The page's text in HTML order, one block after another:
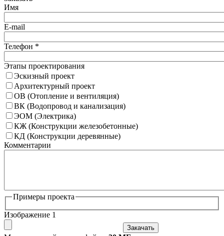
Имя
E-mail
Телефон *
Этапы проектирования
Эскизный проект
Архитектурный проект
ОВ (Отопление и вентиляция)
ВК (Водопровод и канализация)
ЭОМ (Электрика)
КЖ (Конструкции железобетонные)
КД (Конструкции деревянные)
Комментарии
Примеры проекта
Изображение 1
Закачать